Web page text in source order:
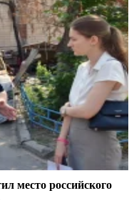
место российского